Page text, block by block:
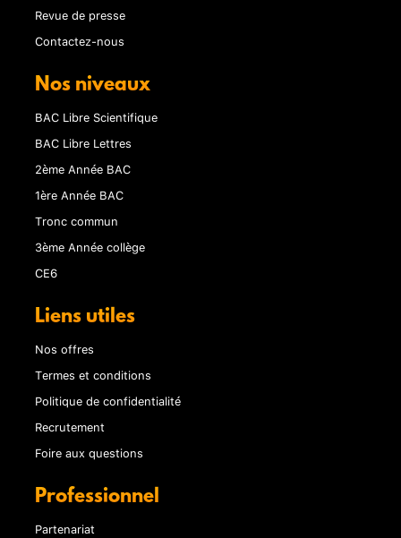
Revue de presse
Contactez-nous
Nos niveaux
BAC Libre Scientifique
BAC Libre Lettres
2ème Année BAC
1ère Année BAC
Tronc commun
3ème Année collège
CE6
Liens utiles
Nos offres
Termes et conditions
Politique de confidentialité
Recrutement
Foire aux questions
Professionnel
Partenariat